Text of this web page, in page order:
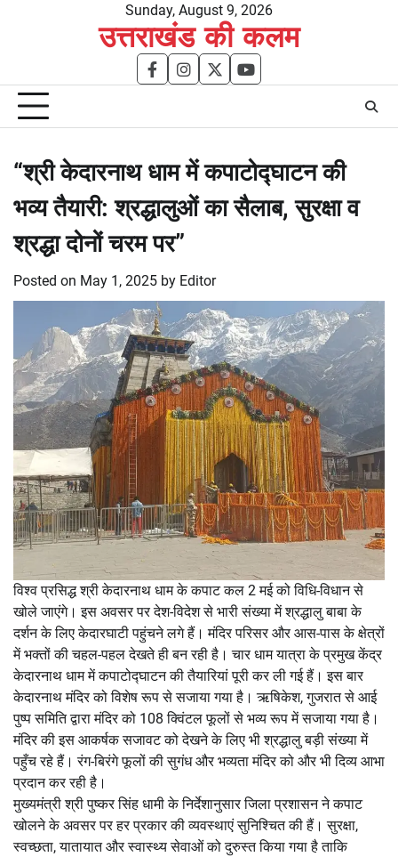
Sunday, August 9, 2026
उत्तराखंड की कलम
facebookinstagram
twitteryoutube
“श्री केदारनाथ धाम में कपाटोद्घाटन की
भव्य तैयारी: श्रद्धालुओं का सैलाब, सुरक्षा व
श्रद्धा दोनों चरम पर”
Posted on May 1, 2025 by Editor
विश्व प्रसिद्ध श्री केदारनाथ धाम के कपाट कल 2 मई को विधि-विधान से
खोले जाएंगे। इस अवसर पर देश-विदेश से भारी संख्या में श्रद्धालु बाबा के
दर्शन के लिए केदारघाटी पहुंचने लगे हैं। मंदिर परिसर और आस-पास के क्षेत्रों
में भक्तों की चहल-पहल देखते ही बन रही है। चार धाम यात्रा के प्रमुख केंद्र
केदारनाथ धाम में कपाटोद्घाटन की तैयारियां पूरी कर ली गई हैं। इस बार
केदारनाथ मंदिर को विशेष रूप से सजाया गया है। ऋषिकेश, गुजरात से आई
पुष्प समिति द्वारा मंदिर को 108 क्विंटल फूलों से भव्य रूप में सजाया गया है।
मंदिर की इस आकर्षक सजावट को देखने के लिए भी श्रद्धालु बड़ी संख्या में
पहुँच रहे हैं। रंग-बिरंगे फूलों की सुगंध और भव्यता मंदिर को और भी दिव्य आभा
प्रदान कर रही है।
मुख्यमंत्री श्री पुष्कर सिंह धामी के निर्देशानुसार जिला प्रशासन ने कपाट
खोलने के अवसर पर हर प्रकार की व्यवस्थाएं सुनिश्चित की हैं। सुरक्षा,
स्वच्छता, यातायात और स्वास्थ्य सेवाओं को दुरुस्त किया गया है ताकि